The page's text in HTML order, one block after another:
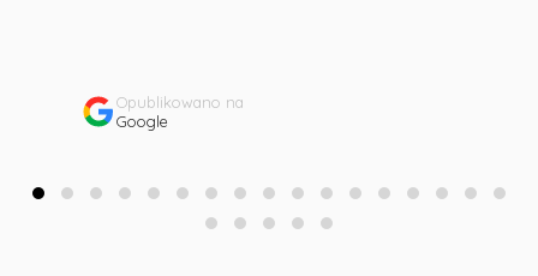
Opublikowano na
Google